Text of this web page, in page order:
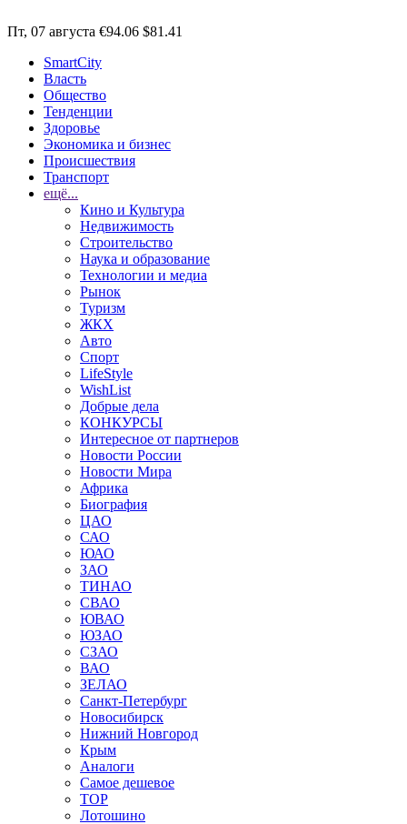
Пт, 07 августа €94.06 $81.41
SmartCity
Власть
Общество
Тенденции
Здоровье
Экономика и бизнес
Происшествия
Транспорт
ещё...
Кино и Культура
Недвижимость
Строительство
Наука и образование
Технологии и медиа
Рынок
Туризм
ЖКХ
Авто
Спорт
LifeStyle
WishList
Добрые дела
КОНКУРСЫ
Интересное от партнеров
Новости России
Новости Мира
Африка
Биография
ЦАО
САО
ЮАО
ЗАО
ТИНАО
СВАО
ЮВАО
ЮЗАО
СЗАО
ВАО
ЗЕЛАО
Санкт-Петербург
Новосибирск
Нижний Новгород
Крым
Аналоги
Самое дешевое
TOP
Лотошино